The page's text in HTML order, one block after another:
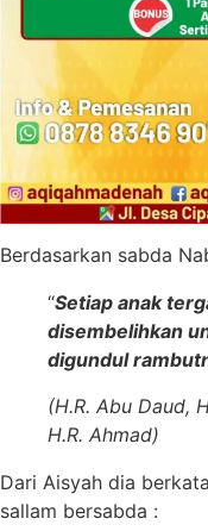
Berdasarkan sabda
“Setiap anak
disembelihkan
digundul
(H.R. Abu Daud,
H.R. Ahmad)
Dari Aisyah dia
sallam bersabda :